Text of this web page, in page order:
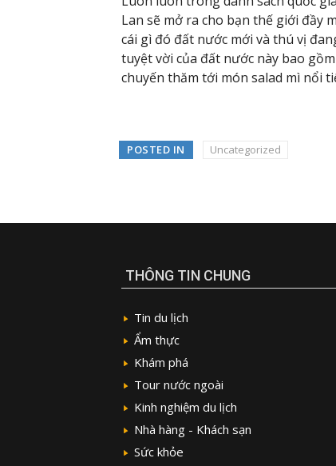
Lan sẽ mở ra cho bạn thế giới đầy
cái gì đó đất nước mới và thú vị
tuyệt vời của đất nước này bao
chuyến thăm tới món salad mì nổi
POSTED IN Uncategorized
THÔNG TIN CHUNG
Tin du lịch
Ẩm thực
Khám phá
Tour nước ngoài
Kinh nghiệm du lịch
Nhà hàng - Khách sạn
Sức khỏe